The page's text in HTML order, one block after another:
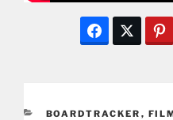
CATEGORIEËN
BOARDTRACKER ,